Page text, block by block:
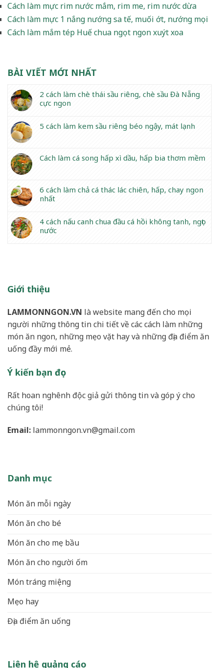
BÀI VIẾT MỚI NHẤT
2 cách làm chè thái sầu riêng, chè sầu Đà Nẵng
cực ngon
5 cách làm kem sầu riêng béo ngậy, mát lạnh
Cách làm cá song hấp xì dầu, hấp bia thơm mềm
6 cách làm chả cá thác lác chiên, hấp, chay ngon
nhất
4 cách nấu canh chua đầu cá hồi không tanh, ngọt
nước
Cách làm mực rim nước mắm, rim me, rim nước dừa
Cách làm mực 1 nắng nướng sa tế, muối ớt, nướng mọi
Cách làm mắm tép Huế chua ngọt ngon xuýt xoa
Giới thiệu
LAMMONNGON.VN là website mang đến cho mọi
người những thông tin chi tiết về các cách làm những
món ăn ngon, những mẹo vặt hay và những địa điểm ăn
uống đầy mới mẻ.
Ý kiến bạn đọc
Rất hoan nghênh độc giả gửi thông tin và góp ý cho
chúng tôi!
Email: lammonngon.vn@gmail.com
Danh mục
Món ăn mỗi ngày
Món ăn cho bé
Món ăn cho mẹ bầu
Món ăn cho người ốm
Món tráng miệng
Mẹo hay
Địa điểm ăn uống
Liên hệ quảng cáo